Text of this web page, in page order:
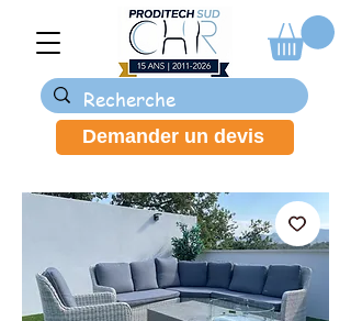
Demander un devis